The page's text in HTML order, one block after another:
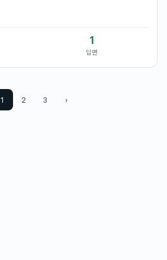
1
답변
1 2 3 ›